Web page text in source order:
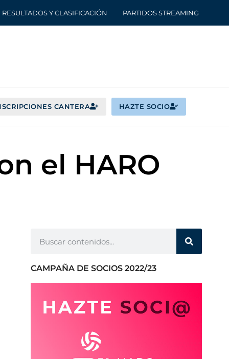
RESULTADOS Y CLASIFICACIÓN PARTIDOS STREAMING
CANTERA HAZTE SOCIO
el HARO
CAMPAÑA DE SOCIOS 2022/23